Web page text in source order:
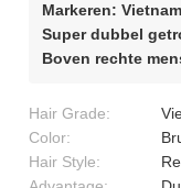
Markeren:
Super dubbel
Boven rechte
Hair Grade:
Color:
Hair Style: